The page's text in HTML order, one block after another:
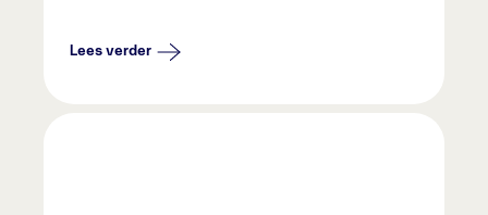
Lees verder